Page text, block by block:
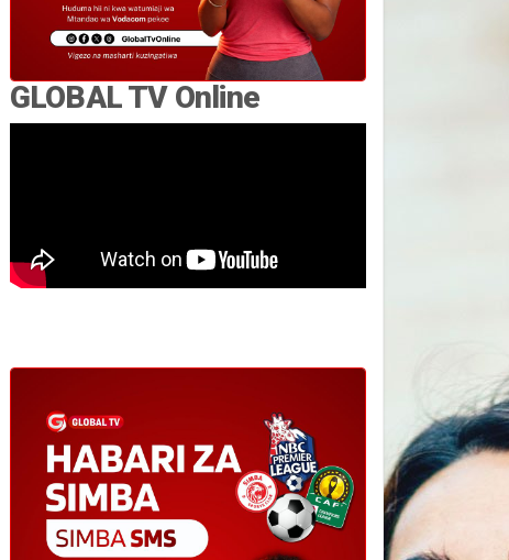
GLOBAL TV Online